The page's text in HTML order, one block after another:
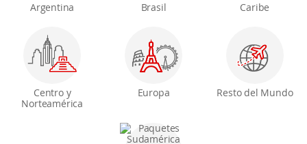
Argentina Brasil Caribe
Centro y
Norteamérica
Europa Resto del Mundo